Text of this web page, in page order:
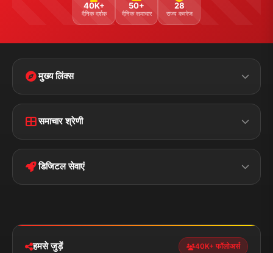
40K+
दैनिक दर्शक
50+
दैनिक समाचार
28
राज्य कवरेज
मुख्य लिंक्स
Disclaimer
Terms &
Privacy Policy
समाचार श्रेणी
पॉलिटिकल झारखण्ड
डिजिटल सेवाएं
हमसे जुड़ें 40K+ फॉलोअर्स